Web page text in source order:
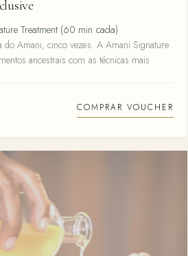
Treatment (60 min cada)
do Amani, cinco vezes. A Amani Signature
ancestrais com as técnicas mais
COMPRAR VOUCHER